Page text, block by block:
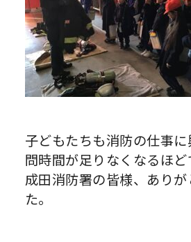
子どもたちも消防の仕事
問時間が足りなくなるほど
成田消防署の皆様、あり
た。